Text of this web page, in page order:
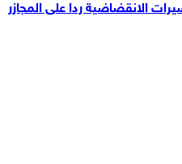
الانقضاضية ردا على المجازر